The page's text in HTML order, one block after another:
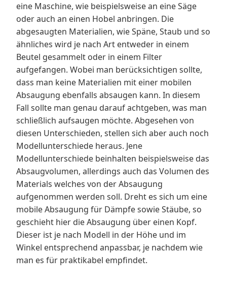
eine Maschine, wie beispielsweise an eine Säge
oder auch an einen Hobel anbringen. Die
abgesaugten Materialien, wie Späne, Staub und so
ähnliches wird je nach Art entweder in einem
Beutel gesammelt oder in einem Filter
aufgefangen. Wobei man berücksichtigen sollte,
dass man keine Materialien mit einer mobilen
Absaugung ebenfalls absaugen kann. In diesem
Fall sollte man genau darauf achtgeben, was man
schließlich aufsaugen möchte. Abgesehen von
diesen Unterschieden, stellen sich aber auch noch
Modellunterschiede heraus. Jene
Modellunterschiede beinhalten beispielsweise das
Absaugvolumen, allerdings auch das Volumen des
Materials welches von der Absaugung
aufgenommen werden soll. Dreht es sich um eine
mobile Absaugung für Dämpfe sowie Stäube, so
geschieht hier die Absaugung über einen Kopf.
Dieser ist je nach Modell in der Höhe und im
Winkel entsprechend anpassbar, je nachdem wie
man es für praktikabel empfindet.